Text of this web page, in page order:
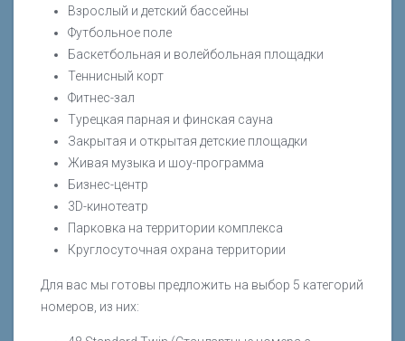
Взрослый и детский бассейны
Футбольное поле
Баскетбольная и волейбольная площадки
Теннисный корт
Фитнес-зал
Турецкая парная и финская сауна
Закрытая и открытая детские площадки
Живая музыка и шоу-программа
Бизнес-центр
3D-кинотеатр
Парковка на территории комплекса
Круглосуточная охрана территории
Для вас мы готовы предложить на выбор 5 категорий
номеров, из них: